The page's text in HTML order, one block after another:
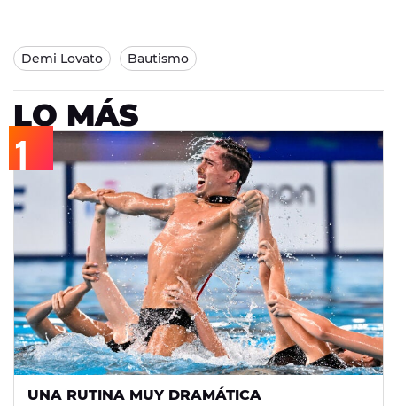
Demi Lovato Bautismo
LO MÁS
UNA RUTINA MUY DRAMÁTICA